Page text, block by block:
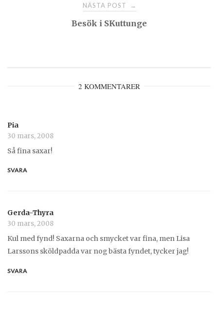
NÄSTA POST →
Besök i SKuttunge
2 KOMMENTARER
Pia
30 mars, 2008
Så fina saxar!
SVARA
Gerda-Thyra
30 mars, 2008
Kul med fynd! Saxarna och smycket var fina, men Lisa
Larssons sköldpadda var nog bästa fyndet, tycker jag!
SVARA